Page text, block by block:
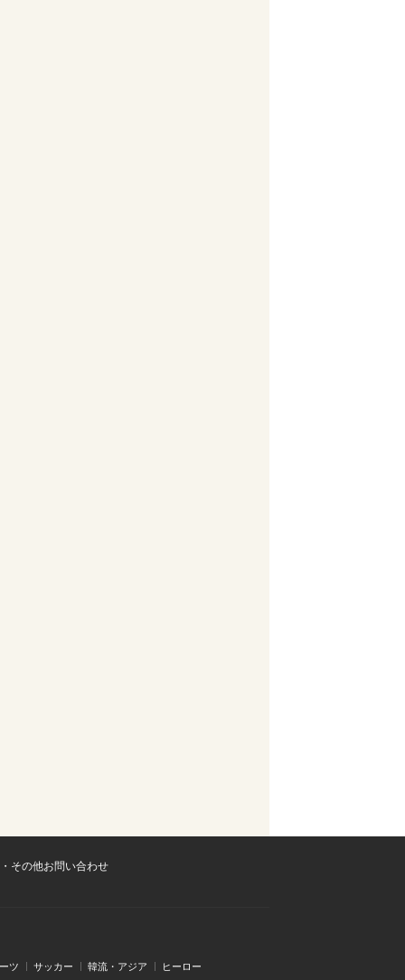
その他お問い合わせ
ツ サッカー 韓流・アジア ヒーロー